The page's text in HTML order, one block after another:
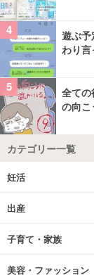
4
遊ぶ
わり言
5
全て
の向
カテゴリー一覧
妊活
出産
子育て・家族
美容・ファッション